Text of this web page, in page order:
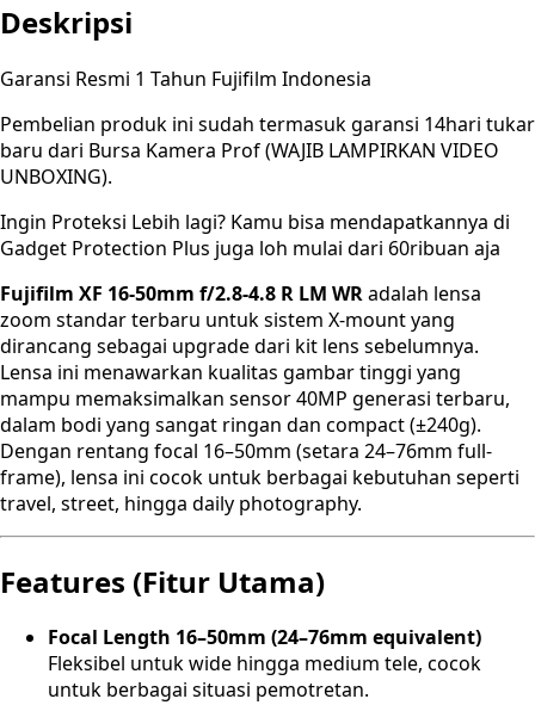
Deskripsi
Garansi Resmi 1 Tahun Fujifilm Indonesia
Pembelian produk ini sudah termasuk garansi 14hari tukar
baru dari Bursa Kamera Prof (WAJIB LAMPIRKAN VIDEO
UNBOXING).
Ingin Proteksi Lebih lagi? Kamu bisa mendapatkannya di
Gadget Protection Plus juga loh mulai dari 60ribuan aja
Fujifilm XF 16-50mm f/2.8-4.8 R LM WRadalah lensa
zoom standar terbaru untuk sistem X-mount yang
dirancang sebagai upgrade dari kit lens sebelumnya.
Lensa ini menawarkan kualitas gambar tinggi yang
mampu memaksimalkan sensor 40MP generasi terbaru,
dalam bodi yang sangat ringan dan compact (±240g).
Dengan rentang focal 16–50mm (setara 24–76mm full-
frame), lensa ini cocok untuk berbagai kebutuhan seperti
travel, street, hingga daily photography.
Features (Fitur Utama)
Focal Length 16–50mm (24–76mm equivalent)
Fleksibel untuk wide hingga medium tele, cocok
untuk berbagai situasi pemotretan.